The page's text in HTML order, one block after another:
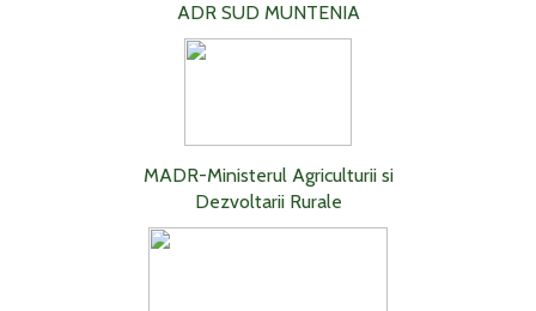
ADR SUD MUNTENIA
MADR-Ministerul Agriculturii si
Dezvoltarii Rurale